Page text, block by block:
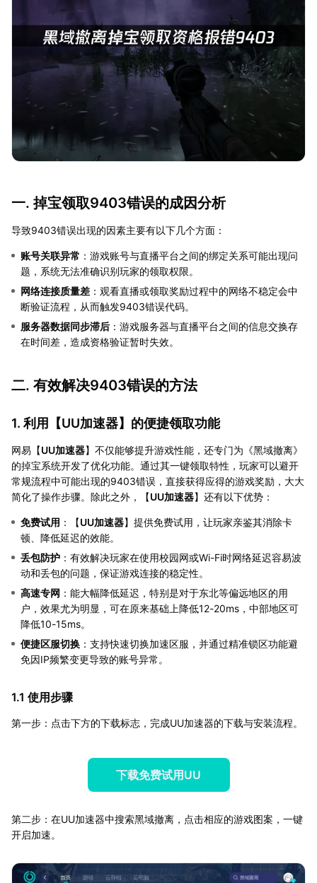
一. 掉宝领取9403错误的成因分析
导致9403错误出现的因素主要有以下几个方面：
账号关联异常 ：游戏账号与直播平台之间的绑定关系可能出现问
题，系统无法准确识别玩家的领取权限。
网络连接质量差 ：观看直播或领取奖励过程中的网络不稳定会中
断验证流程，从而触发9403错误代码。
服务器数据同步滞后 ：游戏服务器与直播平台之间的信息交换存
在时间差，造成资格验证暂时失效。
二. 有效解决9403错误的方法
1. 利用【UU加速器】的便捷领取功能
网易【UU加速器】不仅能够提升游戏性能，还专门为《黑域撤离》
的掉宝系统开发了优化功能。通过其一键领取特性，玩家可以避开
常规流程中可能出现的9403错误，直接获得应得的游戏奖励，大大
简化了操作步骤。除此之外，【UU加速器】还有以下优势：
免费试用 ：【UU加速器】提供免费试用，让玩家亲鉴其消除卡
顿、降低延迟的效能。
丢包防护 ：有效解决玩家在使用校园网或Wi-Fi时网络延迟容易波
动和丢包的问题，保证游戏连接的稳定性。
高速专网 ：能大幅降低延迟，特别是对于东北等偏远地区的用
户，效果尤为明显，可在原来基础上降低12-20ms，中部地区可
降低10-15ms。
便捷区服切换 ：支持快速切换加速区服，并通过精准锁区功能避
免因IP频繁变更导致的账号异常。
1.1 使用步骤
第一步：点击下方的下载标志，完成UU加速器的下载与安装流程。
下载免费试用UU
第二步：在UU加速器中搜索黑域撤离，点击相应的游戏图案，一键
开启加速。